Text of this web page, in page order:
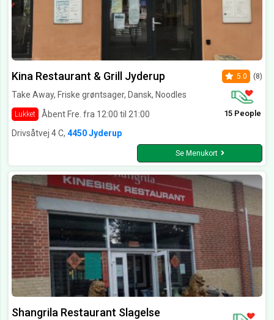
Kina Restaurant & Grill Jyderup
Take Away, Friske grøntsager, Dansk, Noodles
Lukket Åbent Fre. fra 12:00 til 21:00
5.0 (8)
15 People
Drivsåtvej 4 C, 4450 Jyderup
Se Menukort
Shangrila Restaurant Slagelse